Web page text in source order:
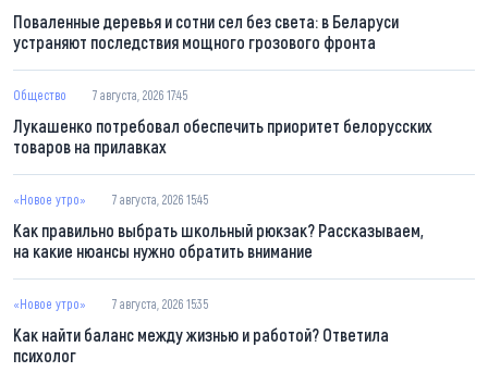
Поваленные деревья и сотни сел без света: в Беларуси
устраняют последствия мощного грозового фронта
Общество 7 августа, 2026 17:45
Лукашенко потребовал обеспечить приоритет белорусских
товаров на прилавках
«Новое утро» 7 августа, 2026 15:45
Как правильно выбрать школьный рюкзак? Рассказываем,
на какие нюансы нужно обратить внимание
«Новое утро» 7 августа, 2026 15:35
Как найти баланс между жизнью и работой? Ответила
психолог